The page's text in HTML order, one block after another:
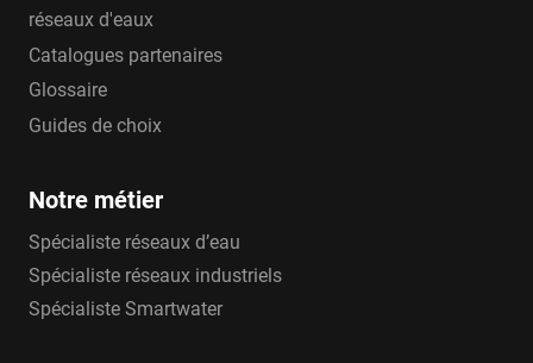
réseaux d'eaux
Catalogues partenaires
Glossaire
Guides de choix
Notre métier
Spécialiste réseaux d’eau
Spécialiste réseaux industriels
Spécialiste Smartwater